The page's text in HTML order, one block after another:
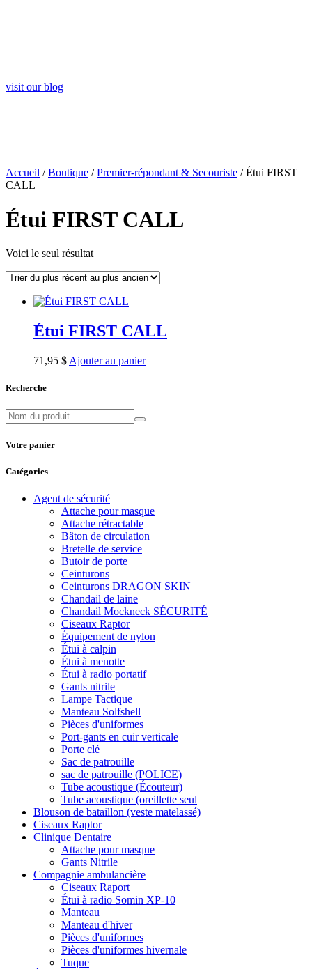
visit our blog
Accueil /Boutique /Premier-répondant & Secouriste / Étui FIRST
CALL
Étui FIRST CALL
Voici le seul résultat
Étui FIRST CALL
71,95 $ Ajouter au panier
Recherche
Votre panier
Catégories
Agent de sécurité
Attache pour masque
Attache rétractable
Bâton de circulation
Bretelle de service
Butoir de porte
Ceinturons
Ceinturons DRAGON SKIN
Chandail de laine
Chandail Mockneck SÉCURITÉ
Ciseaux Raptor
Équipement de nylon
Étui à calpin
Étui à menotte
Étui à radio portatif
Gants nitrile
Lampe Tactique
Manteau Solfshell
Pièces d'uniformes
Port-gants en cuir verticale
Porte clé
Sac de patrouille
sac de patrouille (POLICE)
Tube acoustique (Écouteur)
Tube acoustique (oreillette seul
Blouson de bataillon (veste matelassé)
Ciseaux Raptor
Clinique Dentaire
Attache pour masque
Gants Nitrile
Compagnie ambulancière
Ciseaux Raport
Étui à radio Somin XP-10
Manteau
Manteau d'hiver
Pièces d'uniformes
Pièces d'uniformes hivernale
Tuque